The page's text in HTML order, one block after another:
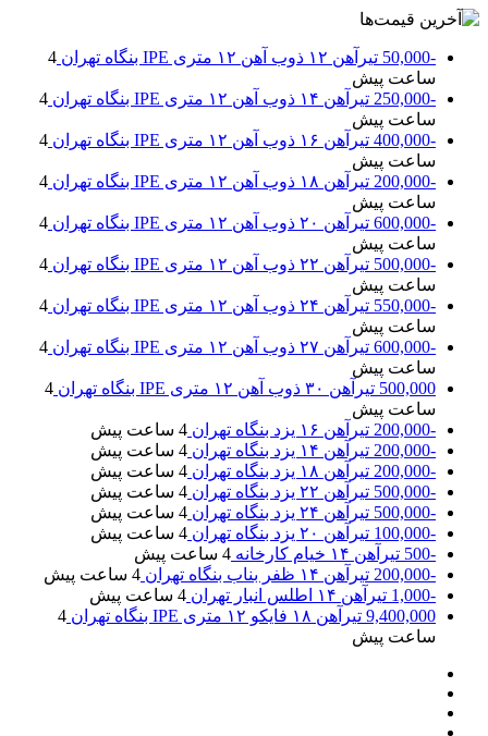
-50,000 تیرآهن ۱۲ ذوب آهن ۱۲ متری IPE بنگاه تهران
4
ساعت پیش
-250,000
تیرآهن ۱۴ ذوب آهن ۱۲ متری IPE بنگاه تهران
4
ساعت پیش
-400,000
تیرآهن ۱۶ ذوب آهن ۱۲ متری IPE بنگاه تهران
4
ساعت پیش
-200,000
تیرآهن ۱۸ ذوب آهن ۱۲ متری IPE بنگاه تهران
4
ساعت پیش
-600,000
تیرآهن ۲۰ ذوب آهن ۱۲ متری IPE بنگاه تهران
4
ساعت پیش
-500,000
تیرآهن ۲۲ ذوب آهن ۱۲ متری IPE بنگاه تهران
4
ساعت پیش
-550,000
تیرآهن ۲۴ ذوب آهن ۱۲ متری IPE بنگاه تهران
4
ساعت پیش
-600,000
تیرآهن ۲۷ ذوب آهن ۱۲ متری IPE بنگاه تهران
4
ساعت پیش
500,000 تیرآهن ۳۰ ذوب آهن ۱۲ متری IPE بنگاه تهران
4
ساعت پیش
-200,000
تیرآهن ۱۶ یزد بنگاه تهران
4 ساعت پیش
-200,000
تیرآهن ۱۴ یزد بنگاه تهران
4 ساعت پیش
-200,000
تیرآهن ۱۸ یزد بنگاه تهران
4 ساعت پیش
-500,000
تیرآهن ۲۲ یزد بنگاه تهران
4 ساعت پیش
-500,000
تیرآهن ۲۴ یزد بنگاه تهران
4 ساعت پیش
-100,000
تیرآهن ۲۰ یزد بنگاه تهران
4 ساعت پیش
-500
تیرآهن ۱۴ خیام کارخانه
4 ساعت پیش
-200,000
تیرآهن ۱۴ ظفر بناب بنگاه تهران
4 ساعت پیش
-1,000
تیرآهن ۱۴ اطلس انبار تهران
4 ساعت پیش
9,400,000 تیرآهن ۱۸ فایکو ۱۲ متری IPE بنگاه تهران
4
ساعت پیش